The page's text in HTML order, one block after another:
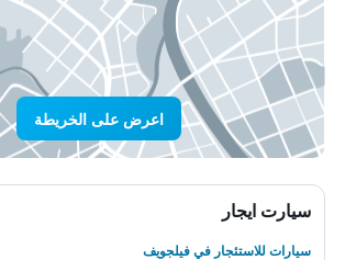
اعرض على الخريطة
سيارت ايجار
سيارات للاستئجار في فيلجويف